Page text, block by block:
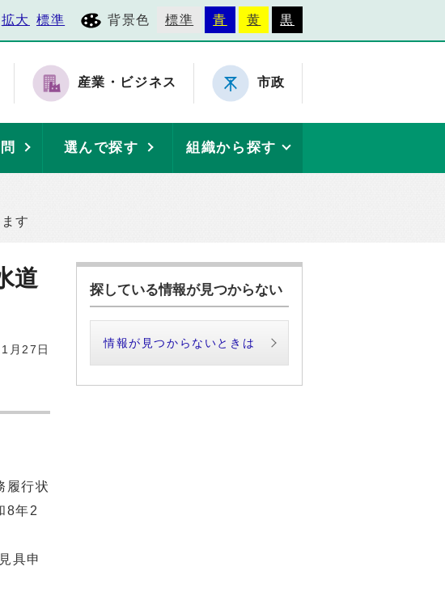
拡大 標準 背景色 標準 青 黄 黒
産業・ビジネス 市政
選んで探す 組織から探す
す
道
月27日
履行状
8年2
具申
探している情報が見つからない
情報が見つからないときは